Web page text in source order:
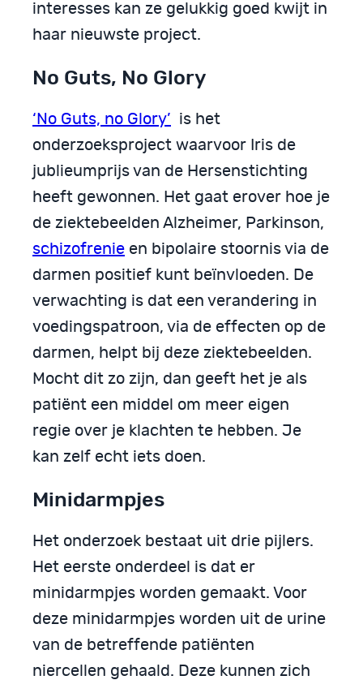
interesses kan ze gelukkig goed kwijt in
haar nieuwste project.
No Guts, No Glory
‘No Guts, no Glory’ is het
onderzoeksproject waarvoor Iris de
jublieumprijs van de Hersenstichting
heeft gewonnen. Het gaat erover hoe je
de ziektebeelden Alzheimer, Parkinson,
schizofrenie en bipolaire stoornis via de
darmen positief kunt beïnvloeden. De
verwachting is dat een verandering in
voedingspatroon, via de effecten op de
darmen, helpt bij deze ziektebeelden.
Mocht dit zo zijn, dan geeft het je als
patiënt een middel om meer eigen
regie over je klachten te hebben. Je
kan zelf echt iets doen.
Minidarmpjes
Het onderzoek bestaat uit drie pijlers.
Het eerste onderdeel is dat er
minidarmpjes worden gemaakt. Voor
deze minidarmpjes worden uit de urine
van de betreffende patiënten
niercellen gehaald. Deze kunnen zich